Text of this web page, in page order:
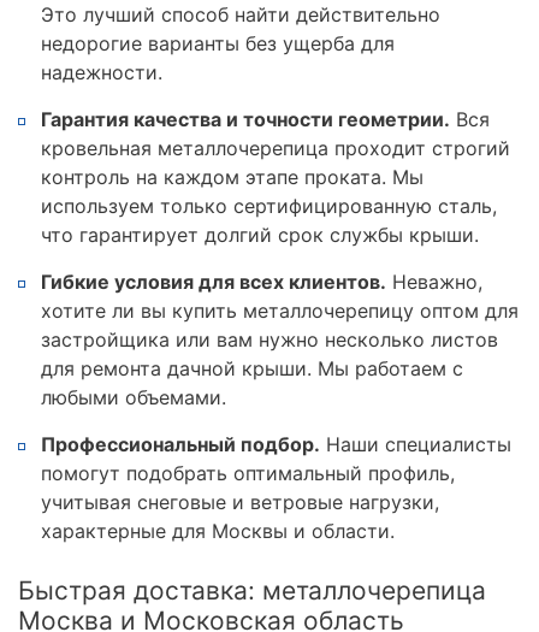
Это лучший способ найти действительно
недорогие варианты без ущерба для
надежности.
Гарантия качества и точности геометрии. Вся
кровельная металлочерепица проходит строгий
контроль на каждом этапе проката. Мы
используем только сертифицированную сталь,
что гарантирует долгий срок службы крыши.
Гибкие условия для всех клиентов. Неважно,
хотите ли вы купить металлочерепицу оптом для
застройщика или вам нужно несколько листов
для ремонта дачной крыши. Мы работаем с
любыми объемами.
Профессиональный подбор. Наши специалисты
помогут подобрать оптимальный профиль,
учитывая снеговые и ветровые нагрузки,
характерные для Москвы и области.
Быстрая доставка: металлочерепица
Москва и Московская область